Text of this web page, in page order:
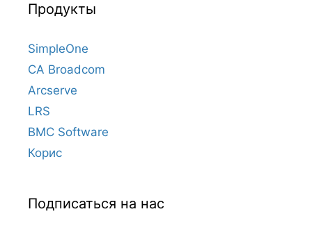
Продукты
SimpleOne
CA Broadcom
Arcserve
LRS
BMC Software
Корис
Подписаться на нас